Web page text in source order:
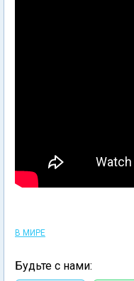
В МИРЕ
Будьте с нами: